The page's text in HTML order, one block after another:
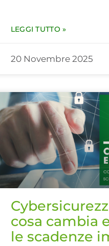
LEGGI TUTTO »
20 Novembre 2025
cosa cambia
le scadenze